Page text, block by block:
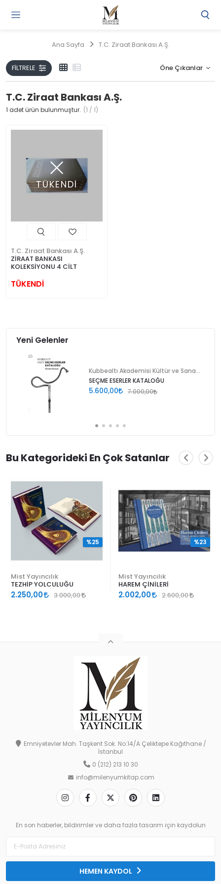
Ana Sayfa T.C. Ziraat Bankası A.Ş.
FILTRELE
T.C. Ziraat Bankası A.Ş.
1 adet ürün bulunmuştur. (1 / 1)
TÜKENDİ
T.C. Ziraat Bankası A.Ş.
ZİRAAT BANKASI
KOLEKSİYONU 4 CİLT
TÜKENDİ
Yeni Gelenler
SEÇME ESERLER KATALOĞU
5.600,00 7.000,00
Bu Kategorideki En Çok Satanlar
Mist Yayıncılık
TEZHİP YOLCULUĞU
2.250,00 3.000,00
%25
Mist Yayıncılık
HAREM ÇİNİLERİ
2.002,00 2.600,00
%23
Emniyetevler Mah. Taşkent Sok. No:14/A Çeliktepe Kağıthane /
İstanbul
0 (212) 213 10 30
info@milenyumkitap.com
En son haberler, bildirimler ve daha fazla tasarım için kaydolun
HEMEN KAYDOL